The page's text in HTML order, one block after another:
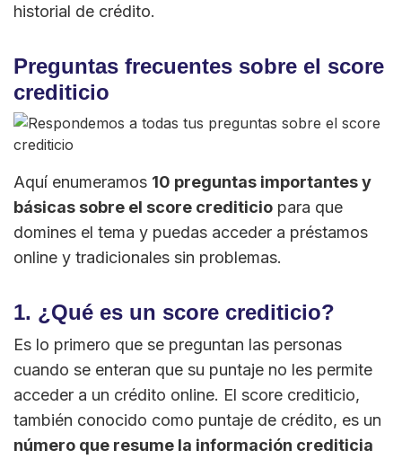
historial de crédito.
Preguntas frecuentes sobre el score
crediticio
Aquí enumeramos 10 preguntas importantes y
básicas sobre el score crediticio para que
domines el tema y puedas acceder a préstamos
online y tradicionales sin problemas.
1. ¿Qué es un score crediticio?
Es lo primero que se preguntan las personas
cuando se enteran que su puntaje no les permite
acceder a un crédito online. El score crediticio,
también conocido como puntaje de crédito, es un
número que resume la información crediticia